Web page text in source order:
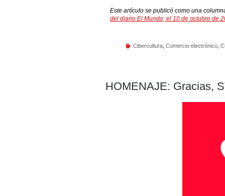
Este artículo se publicó como una
del diario El Mundo, el 10 de octubre de
Cibercultura Comercio electrónico
HOMENAJE: Gracias,